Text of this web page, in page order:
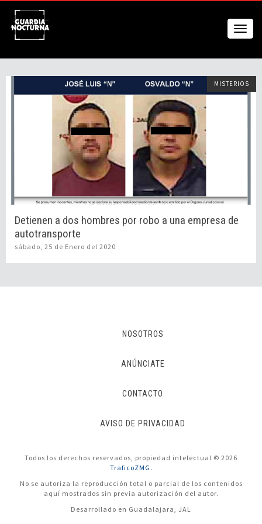
MISTERIOS
Detienen a dos hombres por robo a una empresa de
autotransporte
sábado, 25 de Enero del 2020
NOSOTROS
ANÚNCIATE
CONTACTO
AVISO DE PRIVACIDAD
Todos los derechos reservados, propiedad intelectual © 2026
TraficoZMG.
No se autoriza la reproducción total o parcial de los contenidos
aquí mostrados sin previa autorización del autor.
Desarrollado en Guadalajara, JAL